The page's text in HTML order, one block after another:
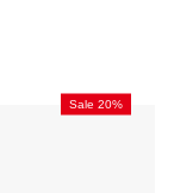
Sale 20%